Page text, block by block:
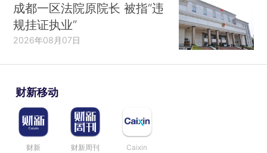
成都一区法院原院长 被指“违
规挂证执业”
2026年08月07日
财新移动
财新 财新周刊 Caixin